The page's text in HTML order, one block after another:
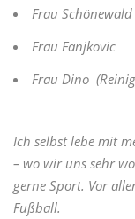
Frau Schönewald
Frau Fanjkovic
Frau Dino
Ich selbst lebe mit
– wo wir uns sehr
gerne Sport. Vor
Fußball.